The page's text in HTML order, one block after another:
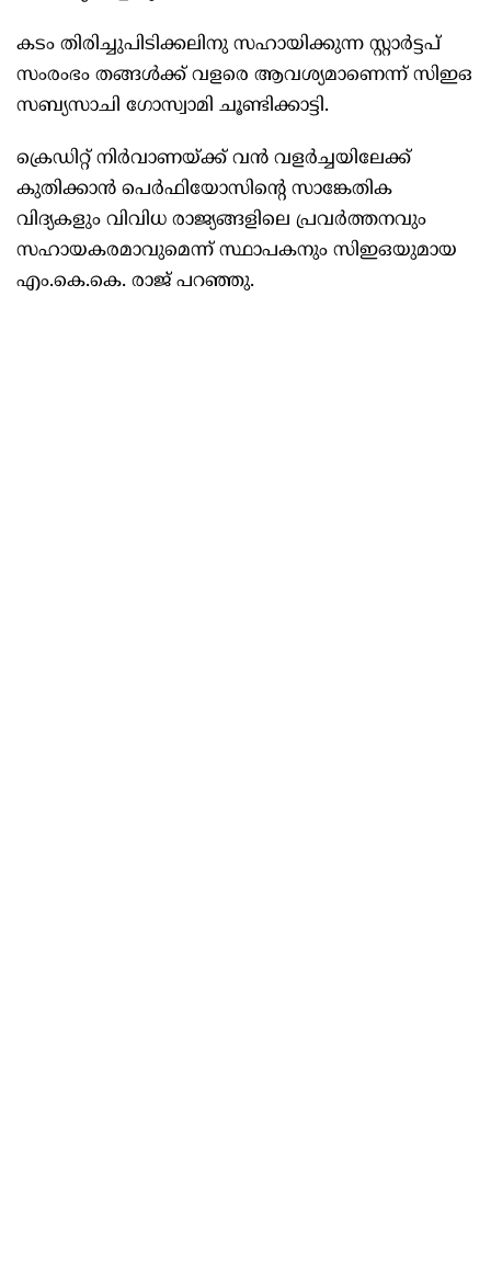
കടം തിരിച്ചുപിടിക്കലിനു സഹായിക്കുന്ന സ്റ്റാർട്ടപ്
സംരംഭം തങ്ങൾക്ക് വളരെ ആവശ്യമാണെന്ന് സിഇഒ
സബ്യസാചി ഗോസ്വാമി ചൂണ്ടിക്കാട്ടി.
ക്രെഡിറ്റ് നിർവാണയ്ക്ക് വൻ വളർച്ചയിലേക്ക്
കുതിക്കാൻ പെർഫിയോസിന്റെ സാങ്കേതിക
വിദ്യകളും വിവിധ രാജ്യങ്ങളിലെ പ്രവർത്തനവും
സഹായകരമാവുമെന്ന് സ്ഥാപകനും സിഇഒയുമായ
എം.കെ.കെ. രാജ് പറഞ്ഞു.